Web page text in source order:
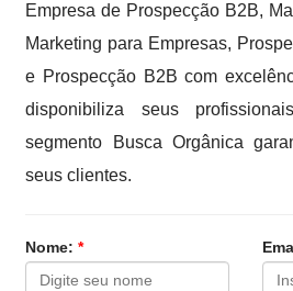
Empresa de Prospecção B2B,
Marketing para Empresas,
e Prospecção B2B com
disponibiliza seus
segmento Busca Orgânica
seus clientes.
Nome:*